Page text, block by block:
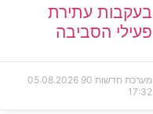
בעקבות עתירת
פעילי הסביבה
מערכת חדשות 90
05.08.2026
17:32